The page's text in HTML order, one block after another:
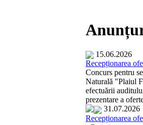
15.06.2026
Recepționarea
Concurs pentru
Naturală "Plaiul
efectuării
prezentare a
31.07.2026
Recepționarea